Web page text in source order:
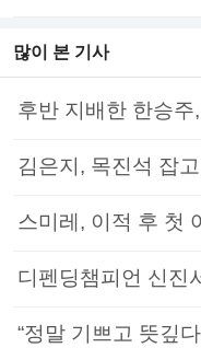
많이 본 기사
후반 지배한 한승
김은지, 목진석 잡
스미레, 이적 후 첫
디펜딩챔피언 신진
“정말 기쁘고 뜻깊